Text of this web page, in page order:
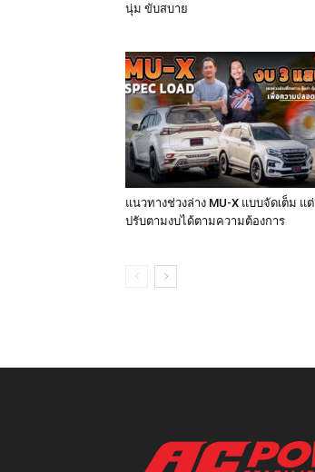
นุ่ม ขับสบาย
แนวทางช่วงล่าง MU-X แบบจัดเต็ม แต่
ปรับตามงบได้ตามความต้องการ